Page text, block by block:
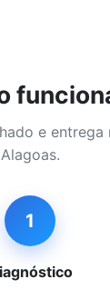
e
Alagoas.
1